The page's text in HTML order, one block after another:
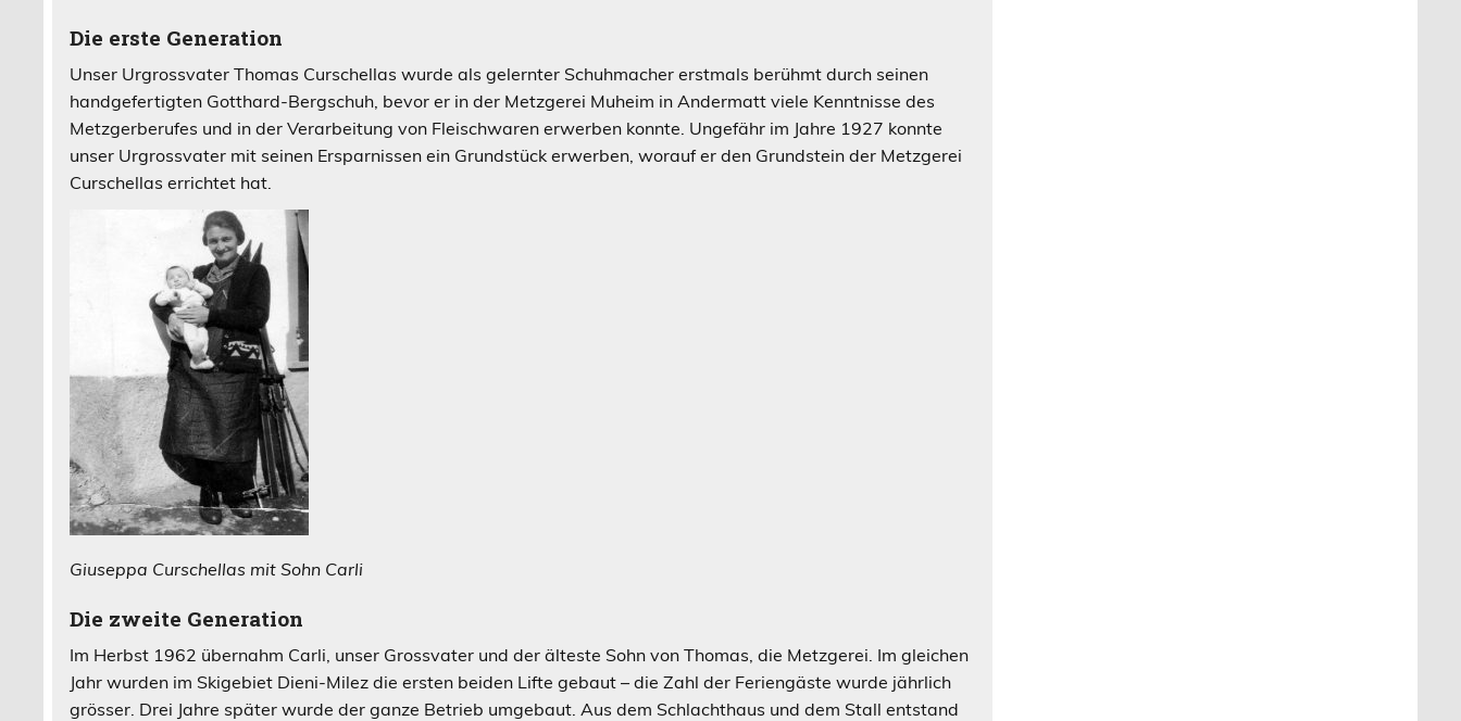
Die erste Generation
Unser Urgrossvater Thomas Curschellas wurde als gelernter Schuhmacher erstmals berühmt durch seinen
handgefertigten Gotthard-Bergschuh, bevor er in der Metzgerei Muheim in Andermatt viele Kenntnisse des
Metzgerberufes und in der Verarbeitung von Fleischwaren erwerben konnte. Ungefähr im Jahre 1927 konnte
unser Urgrossvater mit seinen Ersparnissen ein Grundstück erwerben, worauf er den Grundstein der Metzgerei
Curschellas errichtet hat.
Giuseppa Curschellas mit Sohn Carli
Die zweite Generation
Im Herbst 1962 übernahm Carli, unser Grossvater und der älteste Sohn von Thomas, die Metzgerei. Im gleichen
Jahr wurden im Skigebiet Dieni-Milez die ersten beiden Lifte gebaut – die Zahl der Feriengäste wurde jährlich
grösser. Drei Jahre später wurde der ganze Betrieb umgebaut. Aus dem Schlachthaus und dem Stall entstand